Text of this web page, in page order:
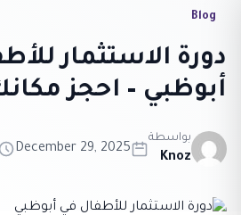
Blog
دورة الاستثمار
أبوظبي – احجز
بواسطة
Knoz
December 29, 2025